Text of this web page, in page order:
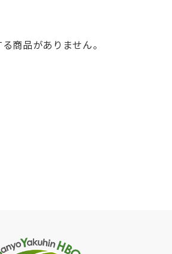
商品がありません。